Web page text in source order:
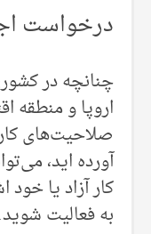
درخواست
چنانچه در
اروپا و منطقه
صلاحیت‌های
آورده اید،
به فعالیت شوید.